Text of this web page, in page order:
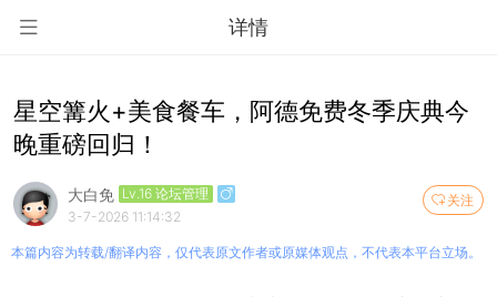
详情
星空篝火+美食餐车，阿德免费冬季庆典今
晚重磅回归！
关注
大白免 Lv.16 论坛管理
3-7-2026 11:14:32
本篇内容为转载/翻译内容，仅代表原文作者或原媒体观点，不代表本平台立场。